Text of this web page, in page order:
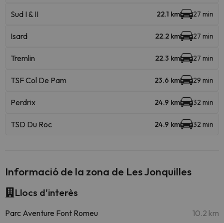
Sud I & II 22.1 km 27 min
Isard 22.2 km 27 min
Tremlin 22.3 km 27 min
TSF Col De Pam 23.6 km 29 min
Perdrix 24.9 km 32 min
TSD Du Roc 24.9 km 32 min
Informació de la zona de Les Jonquilles
Llocs d'interès
Parc Aventure Font Romeu 10.2 km